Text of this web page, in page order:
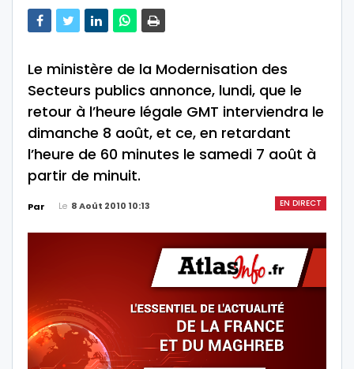
Le ministère de la Modernisation des
Secteurs publics annonce, lundi, que le
retour à l’heure légale GMT interviendra le
dimanche 8 août, et ce, en retardant
l’heure de 60 minutes le samedi 7 août à
partir de minuit.
EN DIRECT
Par Le 8 Août 2010 10:13